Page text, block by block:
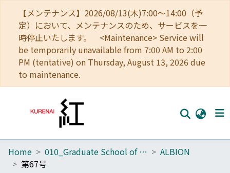
【メンテナンス】2026/08/13(木)7:00～14:00（予
定）において、メンテナンスのため、サービスを一
時停止いたします。 <Maintenance> Service will
be temporarily unavailable from 7:00 AM to 2:00
PM (tentative) on Thursday, August 13, 2026 due
to maintenance.
Home
Home 010_Graduate School of Letters
ALBION
第67号